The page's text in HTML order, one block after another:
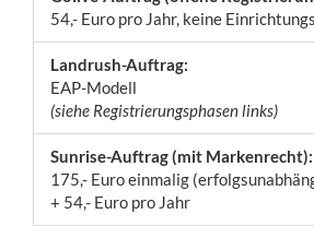
54,- Euro pro Jahr, keine
Landrush-Auftrag:
EAP-Modell
(siehe Registrierungsphasen links)
Sunrise-Auftrag (mit Markenrecht):
175,- Euro einmalig
+ 54,- Euro pro Jahr